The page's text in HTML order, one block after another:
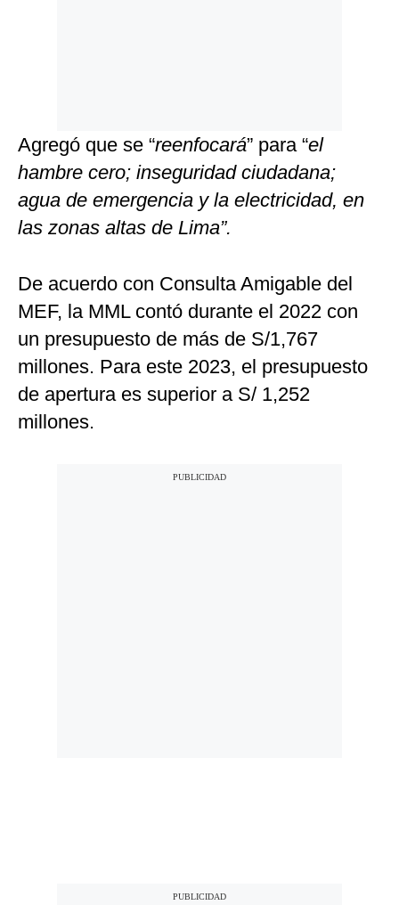
Agregó que se “reenfocará” para “el
hambre cero; inseguridad ciudadana;
agua de emergencia y la electricidad, en
las zonas altas de Lima”.
De acuerdo con Consulta Amigable del
MEF, la MML contó durante el 2022 con
un presupuesto de más de S/1,767
millones. Para este 2023, el presupuesto
de apertura es superior a S/ 1,252
millones.